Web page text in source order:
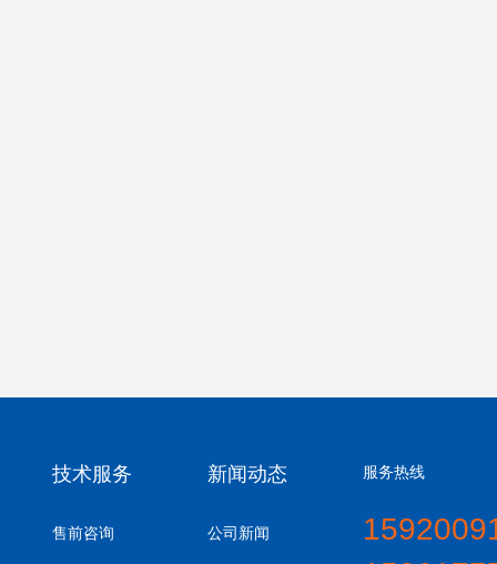
技术服务
售前咨询
新闻动态
公司新闻
服务热线